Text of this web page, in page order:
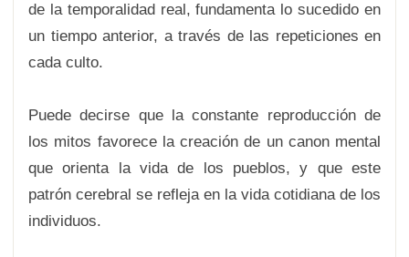
de la temporalidad real, fundamenta lo sucedido en
un tiempo anterior, a través de las repeticiones en
cada culto.
Puede decirse que la constante reproducción de
los mitos favorece la creación de un canon mental
que orienta la vida de los pueblos, y que este
patrón cerebral se refleja en la vida cotidiana de los
individuos.